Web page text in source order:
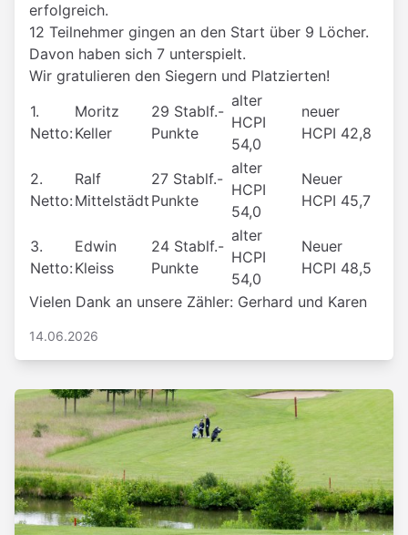
erfolgreich.
12 Teilnehmer gingen an den Start über 9 Löcher.
Davon haben sich 7 unterspielt.
Wir gratulieren den Siegern und Platzierten!
1.
Netto:
Moritz
Keller
29 Stablf.-
Punkte
alter
HCPI
54,0
neuer
HCPI 42,8
2.
Netto:
Ralf
Mittelstädt
27 Stablf.-
Punkte
alter
HCPI
54,0
Neuer
HCPI 45,7
3.
Netto:
Edwin
Kleiss
24 Stablf.-
Punkte
alter
HCPI
54,0
Neuer
HCPI 48,5
Vielen Dank an unsere Zähler: Gerhard und Karen
14.06.2026